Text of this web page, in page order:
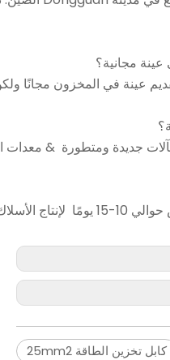
كابل تخزين الطاقة 25mm2